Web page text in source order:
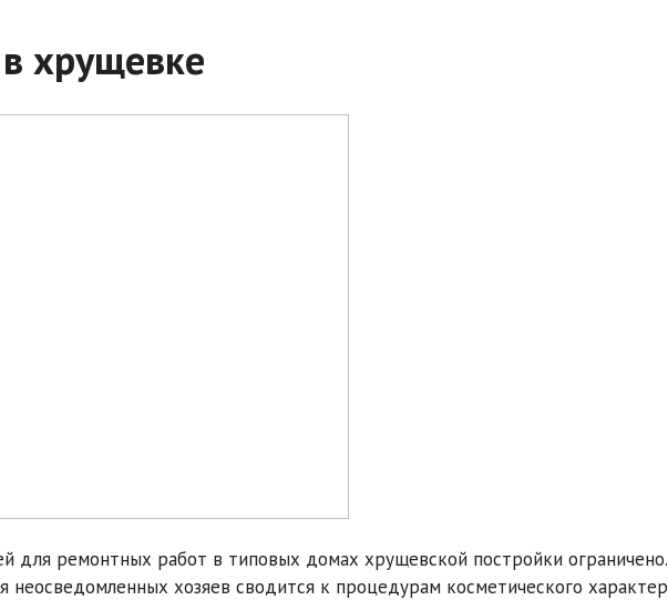
хрущевке
для ремонтных работ в типовых домах хрущевской постройки
неосведомленных хозяев сводится к процедурам косметического